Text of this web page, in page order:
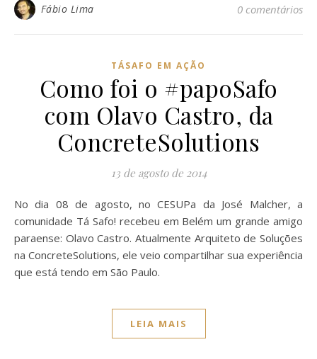
Fábio Lima 0 comentários
TÁSAFO EM AÇÃO
Como foi o #papoSafo
com Olavo Castro, da
ConcreteSolutions
13 de agosto de 2014
No dia 08 de agosto, no CESUPa da José Malcher, a
comunidade Tá Safo! recebeu em Belém um grande amigo
paraense: Olavo Castro. Atualmente Arquiteto de Soluções
na ConcreteSolutions, ele veio compartilhar sua experiência
que está tendo em São Paulo.
LEIA MAIS